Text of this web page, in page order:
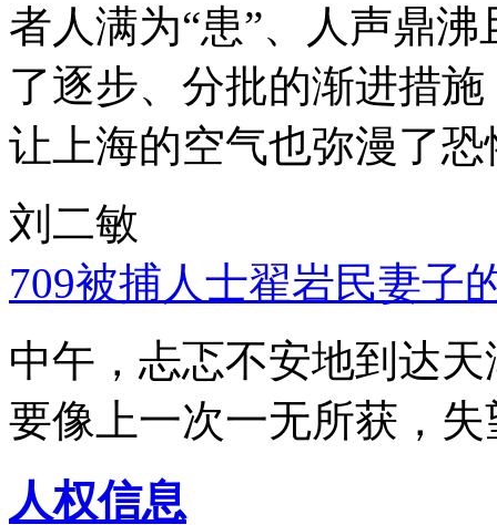
者人满为“患”、人声鼎
了逐步、分批的渐进措
让上海的空气也弥漫了
刘二敏
709被捕人士翟岩民妻子
中午，忐忑不安地到达
要像上一次一无所获，
人权信息